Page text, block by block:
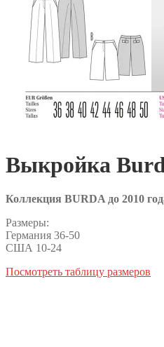
Выкройка
Коллекция BURDA до 2010
Размеры:
Германия 36-50
США 10-24
Посмотреть таблицу размеров